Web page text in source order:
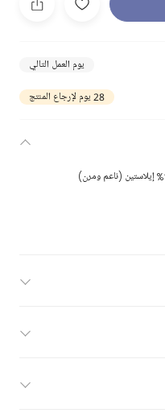
يوم العمل التالي
28 يوم لإرجاع المنتج